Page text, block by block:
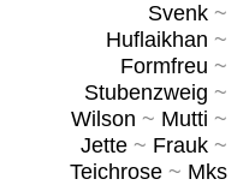
Svenk~
Huflaikhan ~
Formfreu ~
Stubenzweig ~
Wilson ~ Mutti ~
Jette~ Frauk~
Teichrose~ Mks